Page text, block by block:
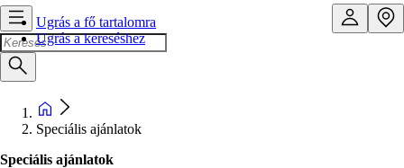
Ugrás a fő tartalomra
Ugrás a kereséshez
Speciális ajánlatok
Speciális ajánlatok